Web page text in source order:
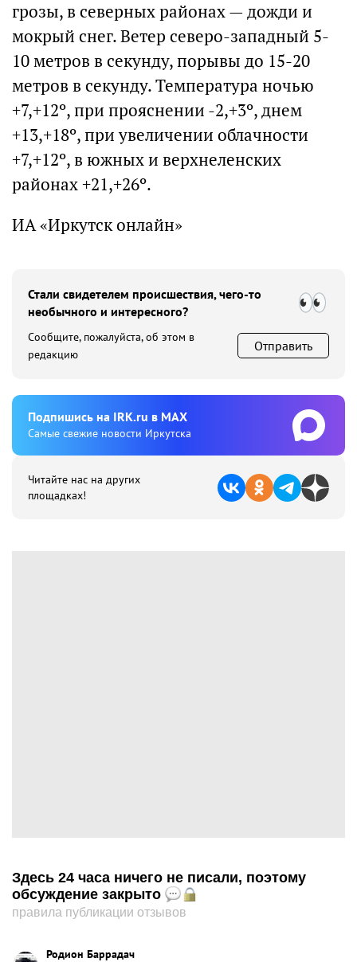
грозы, в северных районах — дожди и
мокрый снег. Ветер северо-западный 5-
10 метров в секунду, порывы до 15-20
метров в секунду. Температура ночью
+7,+12º, при прояснении -2,+3º, днем
+13,+18º, при увеличении облачности
+7,+12º, в южных и верхнеленских
районах +21,+26º.
ИА «Иркутск онлайн»
Стали свидетелем происшествия, чего-то
необычного и интересного?
Сообщите, пожалуйста, об этом в
редакцию
Отправить
Подпишиcь на IRK.ru в MAX
Cамые свежие новости Иркутска
Читайте нас на других
площадках!
Здесь 24 часа ничего не писали, поэтому
обсуждение закрыто
правила публикации отзывов
Родион Баррадач